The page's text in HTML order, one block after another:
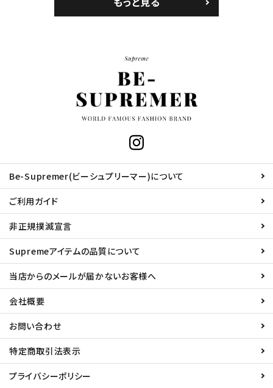
Be-Supremer(ビーシュプリーマー)について
ご利用ガイド
非正規撲滅宣言
Supremeアイテムの品質について
当店からのメールが届かないお客様へ
会社概要
お問い合わせ
特定商取引法表示
プライバシーポリシー